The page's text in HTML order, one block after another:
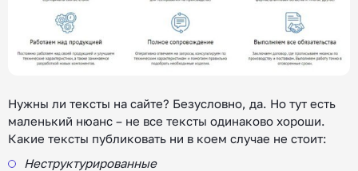
Нужны ли тексты на сайте? Безусловно, да. Но тут есть
маленький нюанс – не все тексты одинаково хороши.
Какие тексты публиковать ни в коем случае не стоит:
Неструктурированные